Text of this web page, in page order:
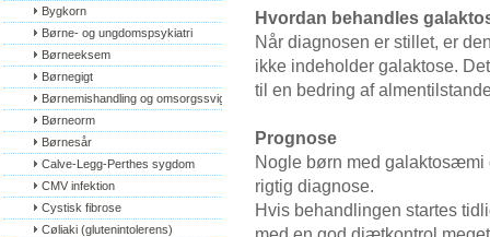
Bygkorn
Børne- og ungdomspsykiatri
Børneeksem
Børnegigt
Børnemishandling og omsorgssvigt
Børneorm
Børnesår
Calve-Legg-Perthes sygdom
CMV infektion
Cystisk fibrose
Cøliaki (glutenintolerens)
Hvordan behandles
Når diagnosen er stillet, er
ikke indeholder galaktose.
til en bedring af
Prognose
Nogle børn med galaktosæmi
rigtig diagnose.
Hvis behandlingen startes